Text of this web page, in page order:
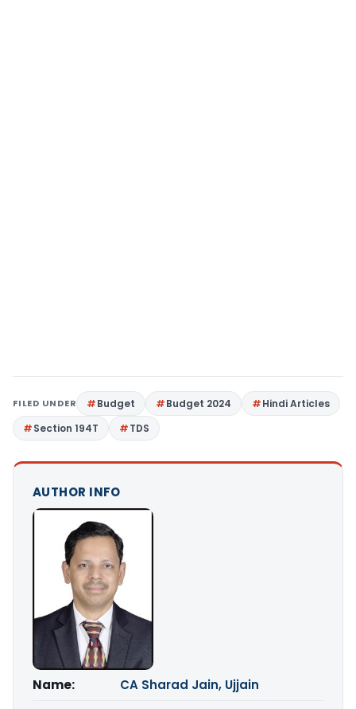
FILED UNDER Budget Budget 2024
Hindi Articles
Section 194T
TDS
AUTHOR INFO
Name:
CA Sharad Jain, Ujjain